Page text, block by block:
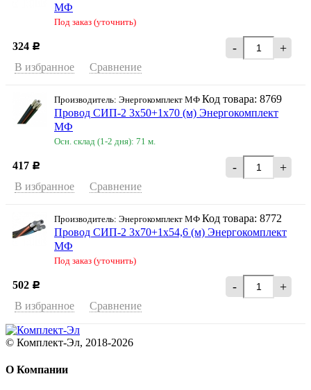
МФ
Под заказ (уточнить)
324 Р - +
В избранное Сравнение
Производитель: Энергокомплект МФ Код товара: 8769
Провод СИП-2 3х50+1х70 (м) Энергокомплект
МФ
Осн. склад (1-2 дня): 71 м.
417 Р - +
В избранное Сравнение
Производитель: Энергокомплект МФ Код товара: 8772
Провод СИП-2 3х70+1х54,6 (м) Энергокомплект
МФ
Под заказ (уточнить)
502 Р - +
В избранное Сравнение
© Комплект-Эл, 2018-2026
О Компании